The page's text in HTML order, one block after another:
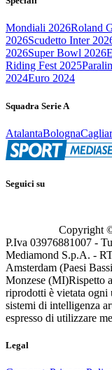
Mondiali 2026Roland
2026Scudetto Inter
2026Super Bowl 2026
Riding Fest 2025
2024Euro 2024
Squadra Serie A
AtalantaBologna
Seguici su
Copyright
P.Iva 03976881007 -
Mediamond S.p.A. -
Amsterdam (Paesi
Monzese (MI)Rispetto
riprodotti è vietata ogni
sistemi di intelligenza
espresso di utilizzare
Legal